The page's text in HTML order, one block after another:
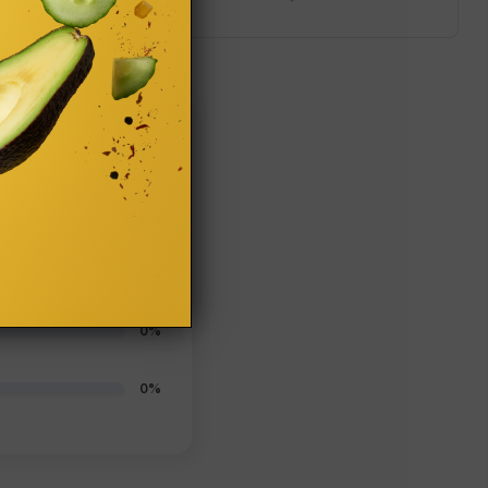
100%
0%
0%